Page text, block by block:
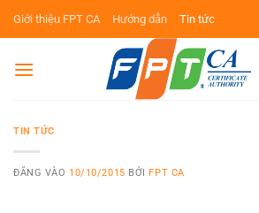
Bỏ
dung
Giới thiệu FPT CA Hướng dẫn Tin tức
TIN TỨC
ĐĂNG VÀO 10/10/2015 BỞI FPT CA